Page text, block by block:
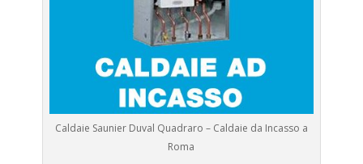
Caldaie Saunier Duval Quadraro – Caldaie da Incasso a
Roma